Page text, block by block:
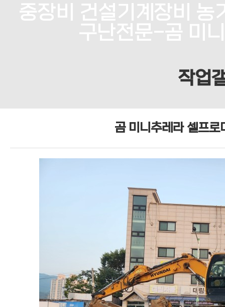
중장비 건설기계장비 농
구난전문-곰 미
작업
곰 미니추레라 셀프